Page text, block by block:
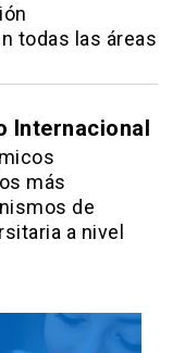
todas las áreas
Internacional
más
de
a nivel